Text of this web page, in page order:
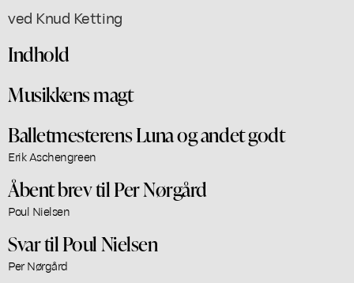
ved Knud Ketting
Indhold
Musikkens magt
Balletmesterens Luna og andet godt
Erik Aschengreen
Åbent brev til Per Nørgård
Poul Nielsen
Svar til Poul Nielsen
Per Nørgård